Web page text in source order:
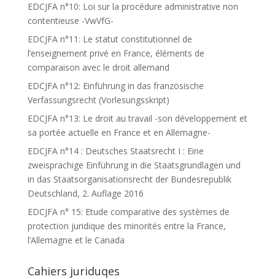
EDCJFA n°10: Loi sur la procédure administrative non
contentieuse -VwVfG-
EDCJFA n°11: Le statut constitutionnel de
l’enseignement privé en France, éléments de
comparaison avec le droit allemand
EDCJFA n°12: Einführung in das französische
Verfassungsrecht (Vorlesungsskript)
EDCJFA n°13: Le droit au travail -son développement et
sa portée actuelle en France et en Allemagne-
EDCJFA n°14 : Deutsches Staatsrecht I : Eine
zweisprachige Einführung in die Staatsgrundlagen und
in das Staatsorganisationsrecht der Bundesrepublik
Deutschland, 2. Auflage 2016
EDCJFA n° 15: Etude comparative des systèmes de
protection juridique des minorités entre la France,
l’Allemagne et le Canada
Cahiers juriduqes